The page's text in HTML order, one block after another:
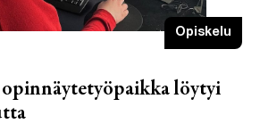
Opiskelu
löytyi